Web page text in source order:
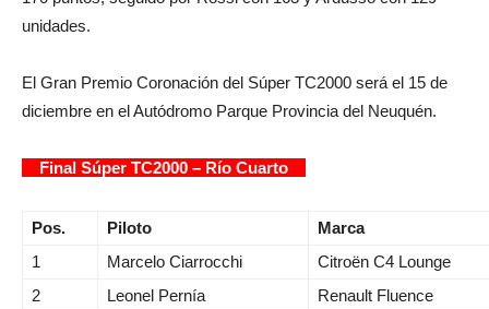
unidades.
El Gran Premio Coronación del Súper TC2000 será el 15 de
diciembre en el Autódromo Parque Provincia del Neuquén.
Final Súper TC2000 – Río Cuarto
Pos. Piloto
Marca
1
Marcelo Ciarrocchi
Citroën C4 Lounge
2
Leonel Pernía
Renault Fluence